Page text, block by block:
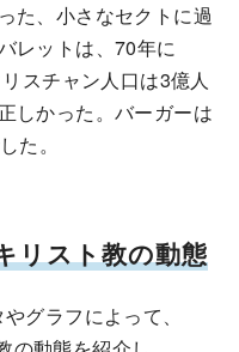
た、小さなセクトに過
レットは、70年に
スチャン人口は3億人
しかった。バーガーは
た。
リスト教の動態
グラフによって、